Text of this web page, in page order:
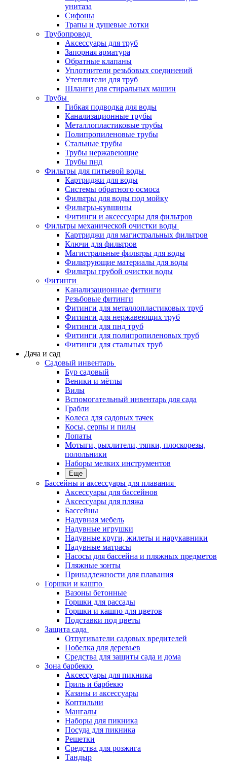
унитаза
Сифоны
Трапы и душевые лотки
Трубопровод
Аксессуары для труб
Запорная арматура
Обратные клапаны
Уплотнители резьбовых соединений
Утеплители для труб
Шланги для стиральных машин
Трубы
Гибкая подводка для воды
Канализационные трубы
Металлопластиковые трубы
Полипропиленовые трубы
Стальные трубы
Трубы нержавеющие
Трубы пнд
Фильтры для питьевой воды
Картриджи для воды
Системы обратного осмоса
Фильтры для воды под мойку
Фильтры-кувшины
Фитинги и аксессуары для фильтров
Фильтры механической очистки воды
Картриджи для магистральных фильтров
Ключи для фильтров
Магистральные фильтры для воды
Фильтрующие материалы для воды
Фильтры грубой очистки воды
Фитинги
Канализационные фитинги
Резьбовые фитинги
Фитинги для металлопластиковых труб
Фитинги для нержавеющих труб
Фитинги для пнд труб
Фитинги для полипропиленовых труб
Фитинги для стальных труб
Дача и сад
Садовый инвентарь
Бур садовый
Веники и мётлы
Вилы
Вспомогательный инвентарь для сада
Грабли
Колеса для садовых тачек
Косы, серпы и пилы
Лопаты
Мотыги, рыхлители, тяпки, плоскорезы,
полольники
Наборы мелких инструментов
Еще
Бассейны и аксессуары для плавания
Аксессуары для бассейнов
Аксессуары для пляжа
Бассейны
Надувная мебель
Надувные игрушки
Надувные круги, жилеты и нарукавники
Надувные матрасы
Насосы для бассейна и пляжных предметов
Пляжные зонты
Принадлежности для плавания
Горшки и кашпо
Вазоны бетонные
Горшки для рассады
Горшки и кашпо для цветов
Подставки под цветы
Защита сада
Отпугиватели садовых вредителей
Побелка для деревьев
Средства для защиты сада и дома
Зона барбекю
Аксессуары для пикника
Гриль и барбекю
Казаны и аксессуары
Коптильни
Мангалы
Наборы для пикника
Посуда для пикника
Решетки
Средства для розжига
Тандыр